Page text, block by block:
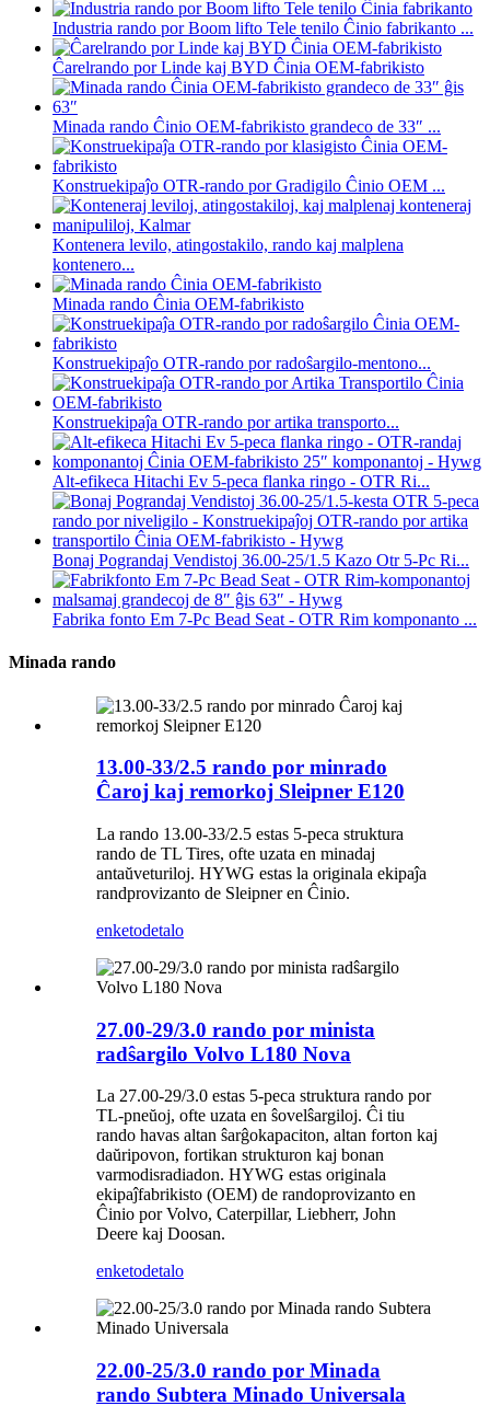
Industria rando por Boom lifto Tele tenilo Ĉinio fabrikanto ...
Ĉarelrando por Linde kaj BYD Ĉinia OEM-fabrikisto
Minada rando Ĉinio OEM-fabrikisto grandeco de 33″ ...
Konstruekipaĵo OTR-rando por Gradigilo Ĉinio OEM ...
Kontenera levilo, atingostakilo, rando kaj malplena
kontenero...
Minada rando Ĉinia OEM-fabrikisto
Konstruekipaĵo OTR-rando por radoŝargilo-mentono...
Konstruekipaĵa OTR-rando por artika transporto...
Alt-efikeca Hitachi Ev 5-peca flanka ringo - OTR Ri...
Bonaj Pograndaj Vendistoj 36.00-25/1.5 Kazo Otr 5-Pc Ri...
Fabrika fonto Em 7-Pc Bead Seat - OTR Rim komponanto ...
Minada rando
13.00-33/2.5 rando por minrado
Ĉaroj kaj remorkoj Sleipner E120
La rando 13.00-33/2.5 estas 5-peca struktura
rando de TL Tires, ofte uzata en minadaj
antaŭveturiloj. HYWG estas la originala ekipaĵa
randprovizanto de Sleipner en Ĉinio.
enketodetalo
27.00-29/3.0 rando por minista
radŝargilo Volvo L180 Nova
La 27.00-29/3.0 estas 5-peca struktura rando por
TL-pneŭoj, ofte uzata en ŝovelŝargiloj. Ĉi tiu
rando havas altan ŝarĝokapaciton, altan forton kaj
daŭripovon, fortikan strukturon kaj bonan
varmodisradiadon. HYWG estas originala
ekipaĵfabrikisto (OEM) de randoprovizanto en
Ĉinio por Volvo, Caterpillar, Liebherr, John
Deere kaj Doosan.
enketodetalo
22.00-25/3.0 rando por Minada
rando Subtera Minado Universala